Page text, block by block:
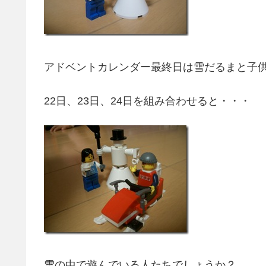
アドベントカレンダー最終日は雪だるまと子
22日、23日、24日を組み合わせると・・・